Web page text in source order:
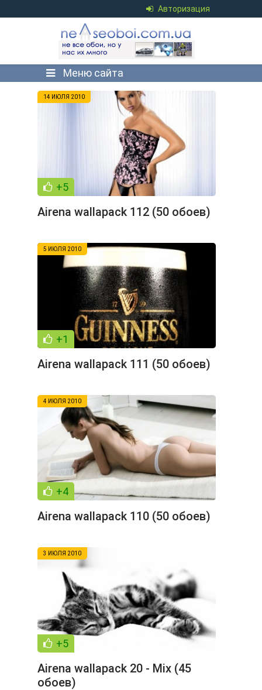
Авторизация
Меню сайта
14 ИЮЛЯ 2010
+5
Airena wallapack 112 (50 обоев)
5 ИЮЛЯ 2010
+1
Airena wallapack 111 (50 обоев)
4 ИЮЛЯ 2010
+4
Airena wallapack 110 (50 обоев)
3 ИЮЛЯ 2010
+5
Airena wallapack 20 - Mix (45
обоев)